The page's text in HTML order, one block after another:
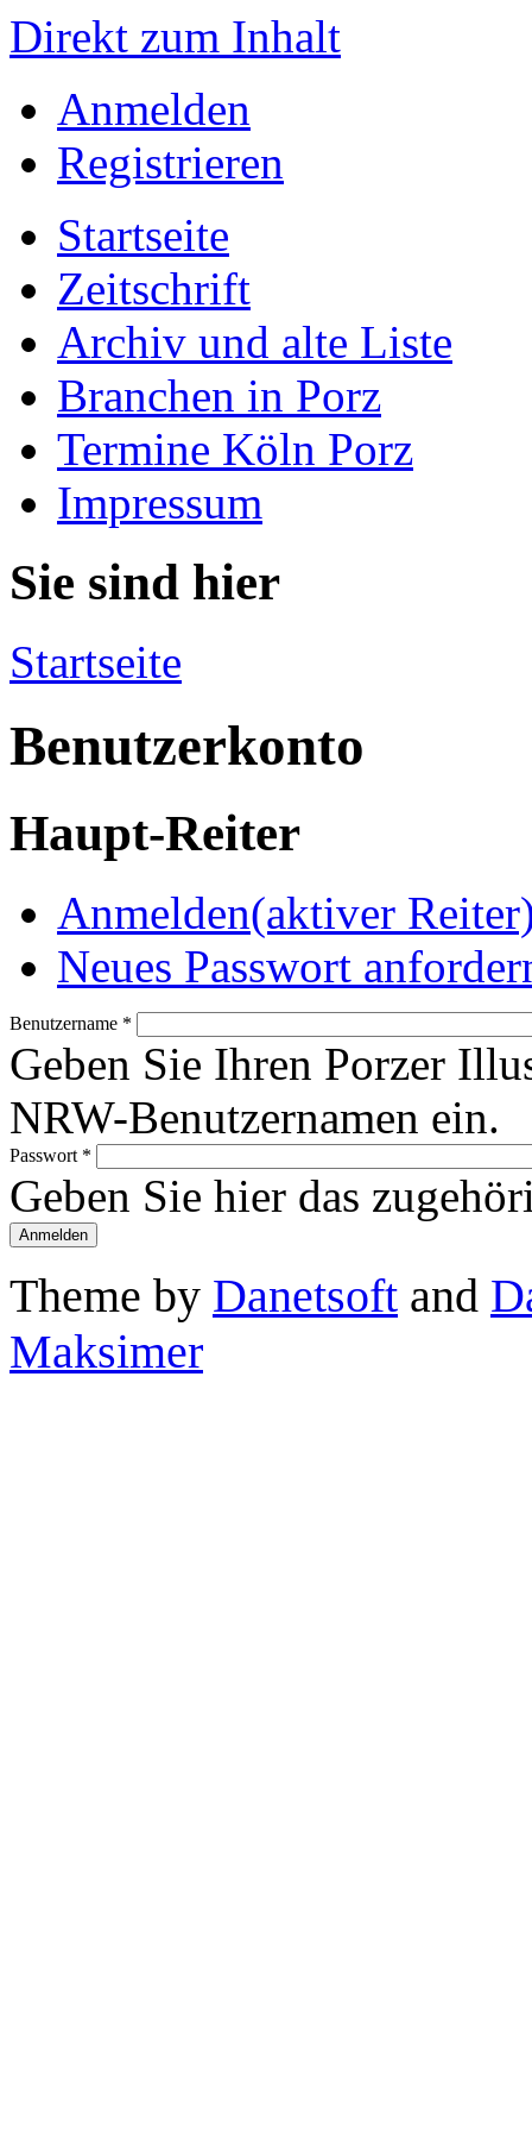
Direkt zum Inhalt
Anmelden
Registrieren
Startseite
Zeitschrift
Archiv und alte Liste
Branchen in Porz
Termine Köln Porz
Impressum
Sie sind hier
Startseite
Benutzerkonto
Haupt-Reiter
Anmelden(aktiver
Neues Passwort
Benutzername *
Geben Sie Ihren Porzer
NRW-Benutzernamen ein.
Passwort *
Geben Sie hier das
Theme by Danetsoft and
Maksimer